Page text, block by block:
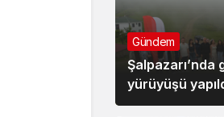
Gündem
yürüyüşü